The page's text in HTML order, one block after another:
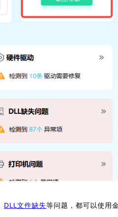
DLL文件缺失等问题，都可以使用